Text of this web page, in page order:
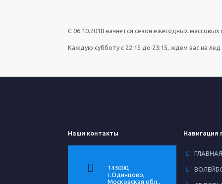
С 06.10.2018 начнется сезон ежегодных массовых
Каждую субботу с 22:15 до 23:15, ждем вас на
Наши контакты
143000,
г.Одинцово,
Московская обл.,
Навигация
ГЛАВНАЯ